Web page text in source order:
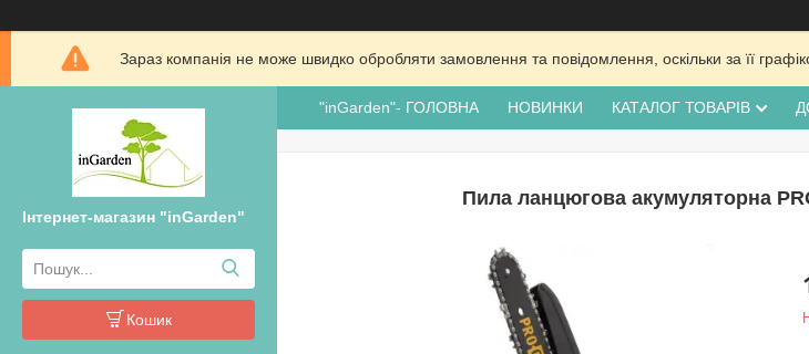
Зараз компанія не може швидко обробляти замовлення та повідомлення, оскільки за її
Інтернет-магазин "inGarden"
Кошик
"inGarden"- ГОЛОВНА НОВИНКИ КАТАЛОГ ТОВАРІВ
Пила ланцюгова акумуляторна